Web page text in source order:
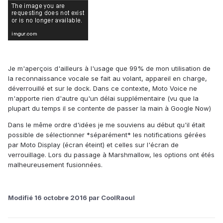
Je m'aperçois d'ailleurs à l'usage que 99% de mon utilisation de
la reconnaissance vocale se fait au volant, appareil en charge,
déverrouillé et sur le dock. Dans ce contexte, Moto Voice ne
m'apporte rien d'autre qu'un délai supplémentaire (vu que la
plupart du temps il se contente de passer la main à Google Now)
Dans le même ordre d'idées je me souviens au début qu'il était
possible de sélectionner *séparément* les notifications gérées
par Moto Display (écran éteint) et celles sur l'écran de
verrouillage. Lors du passage à Marshmallow, les options ont étés
malheureusement fusionnées.
Modifié 16 octobre 2016 par CoolRaoul